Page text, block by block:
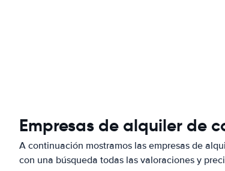
Empresas de alquiler de
A continuación mostramos las empresas de
con una búsqueda todas las valoraciones y